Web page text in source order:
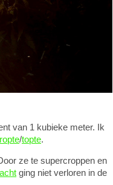
van 1 kubieke meter. Ik
/topte.
ze te supercroppen en
ging niet verloren in de